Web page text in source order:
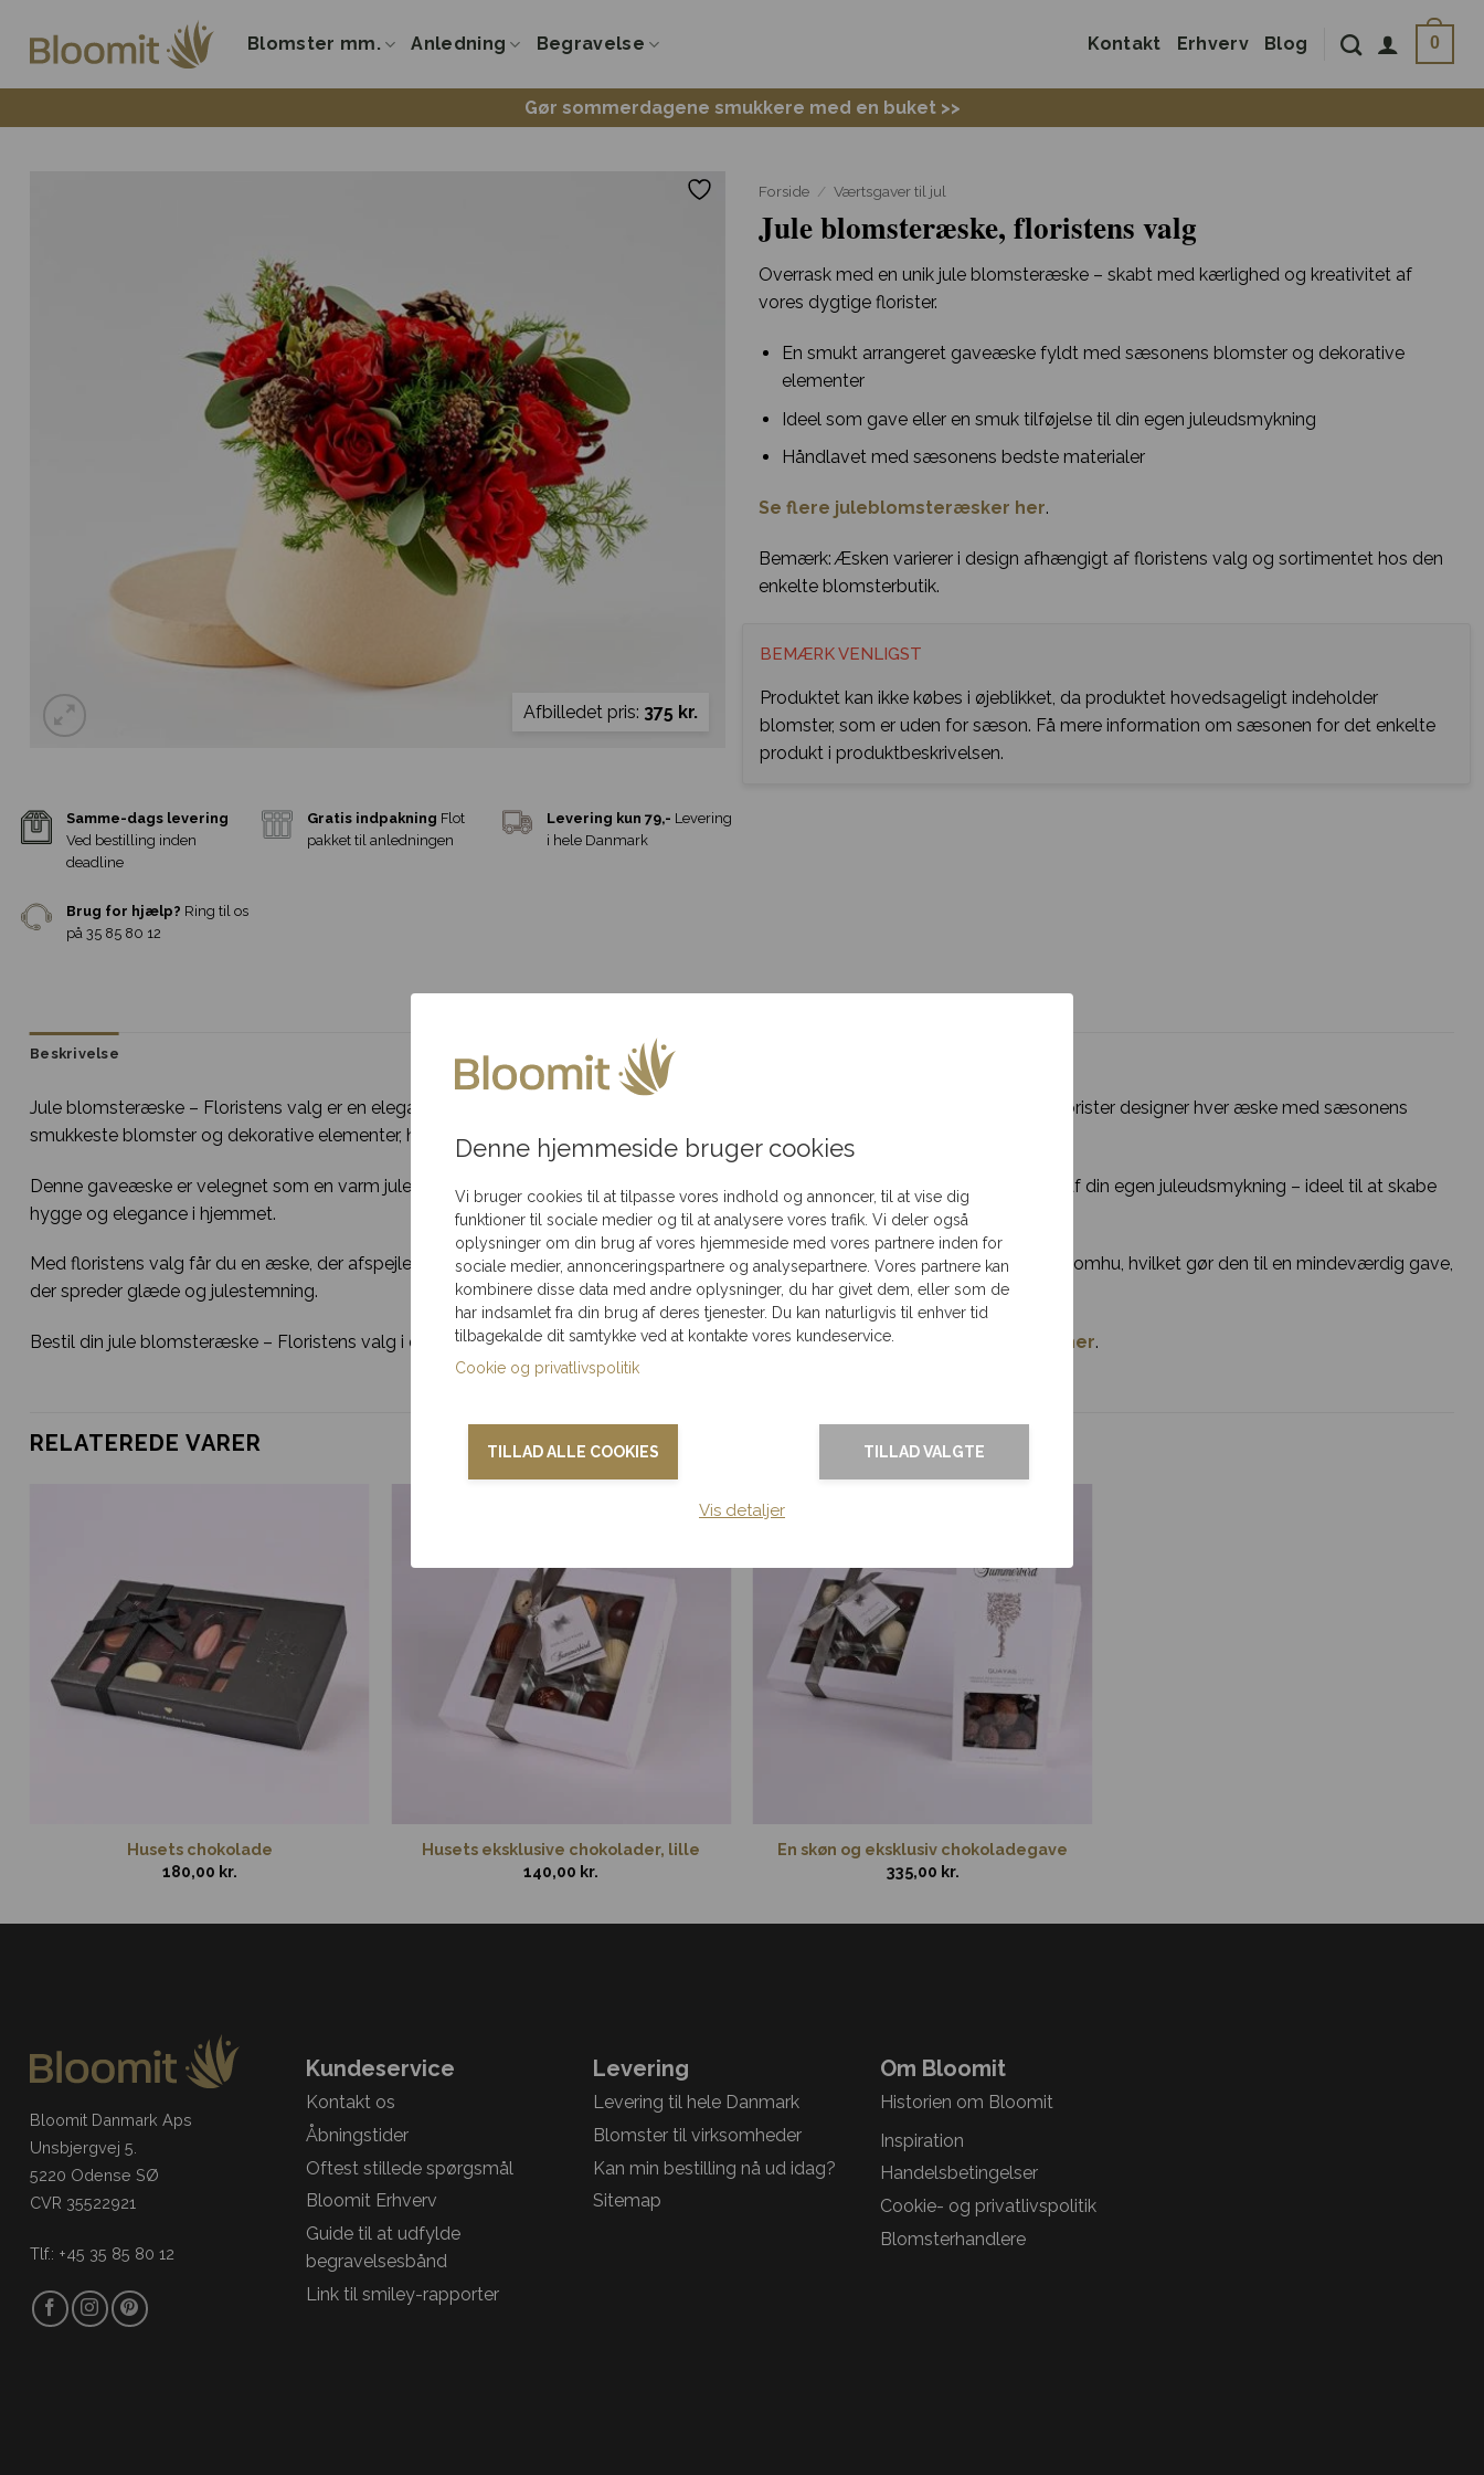
Denne hjemmeside bruger cookies
Vi bruger cookies til at tilpasse vores indhold og annoncer, til at vise dig
funktioner til sociale medier og til at analysere vores trafik. Vi deler også
oplysninger om din brug af vores hjemmeside med vores partnere inden for
sociale medier, annonceringspartnere og analysepartnere. Vores partnere kan
kombinere disse data med andre oplysninger, du har givet dem, eller som de
har indsamlet fra din brug af deres tjenester. Du kan naturligvis til enhver tid
tilbagekalde dit samtykke ved at kontakte vores kundeservice.
Cookie og privatlivspolitik
TILLAD ALLE COOKIES TILLAD VALGTE
Vis detaljer
indhold
Blomster mm. Anledning Begravelse Kontakt Erhverv Blog 0
Gør sommerdagene smukkere med en buket >>
Afbilledet pris: 375 kr.
Ved bestilling inden
pakket til anledningen
Brug for hjælp? Ring til os
Forside / Værtsgaver til jul
Jule blomsteræske, floristens valg
Overrask med en unik jule blomsteræske – skabt med kærlighed og kreativitet af
vores dygtige florister.
En smukt arrangeret gaveæske fyldt med sæsonens blomster og dekorative
elementer
Ideel som gave eller en smuk tilføjelse til din egen juleudsmykning
Håndlavet med sæsonens bedste materialer
Se flere juleblomsteræsker her.
Bemærk: Æsken varierer i design afhængigt af floristens valg og sortimentet hos den
enkelte blomsterbutik.
BEMÆRK VENLIGST
Produktet kan ikke købes i øjeblikket, da produktet hovedsageligt indeholder
blomster, som er uden for sæson. Få mere information om sæsonen for det enkelte
produkt i produktbeskrivelsen.
Beskrivelse
Jule blomsteræske – Floristens valg er en elegant og personlig gave, der er perfekt til julens mange anledninger. Vores dygtige florister designer hver æske med sæsonens
smukkeste blomster og dekorative elementer, hvilket sikrer et unikt og harmonisk udtryk.
Denne gaveæske er velegnet som en varm julehilsen til familie, venner eller kolleger. Den kan også bruges som en dekorativ del af din egen juleudsmykning – ideel til at skabe
hygge og elegance i hjemmet.
Med floristens valg får du en æske, der afspejler kreativitet og sæsonens bedste materialer. Hver æske er unik og håndlavet med omhu, hvilket gør den til en mindeværdig gave,
der spreder glæde og julestemning.
Bestil din jule blomsteræske – Floristens valg i dag, og lad den bringe varme og charme til julen.Se flere juleblomsteræsker her.
RELATEREDE VARER
Husets chokolade
180,00 kr.
Husets eksklusive chokolader, lille
140,00 kr.
En skøn og eksklusiv chokoladegave
335,00 kr.
Bloomit Danmark Aps
Unsbjergvej 5.
5220 Odense SØ
CVR 35522921
Tlf.: +45 35 85 80 12
Kundeservice
Kontakt os
Åbningstider
Oftest stillede spørgsmål
Bloomit Erhverv
Guide til at udfylde
begravelsesbånd
Link til smiley-rapporter
Levering
Levering til hele Danmark
Blomster til virksomheder
Kan min bestilling nå ud idag?
Sitemap
Om Bloomit
Historien om Bloomit
Inspiration
Handelsbetingelser
Cookie- og privatlivspolitik
Blomsterhandlere